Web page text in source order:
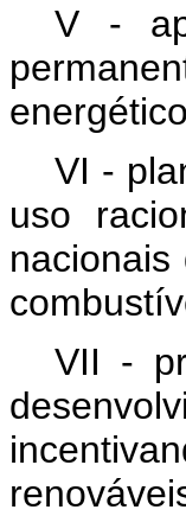
V -
VI -
uso
VII -